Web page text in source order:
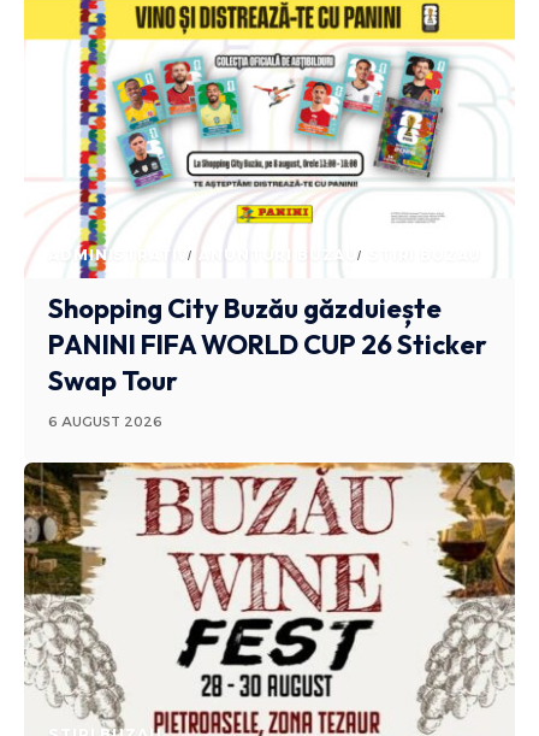
ADMINISTRATIV ANUNTURI BUZAU
Shopping City Buzău găzduiește
PANINI FIFA WORLD CUP 26 Sticker
Swap Tour
6 AUGUST 2026